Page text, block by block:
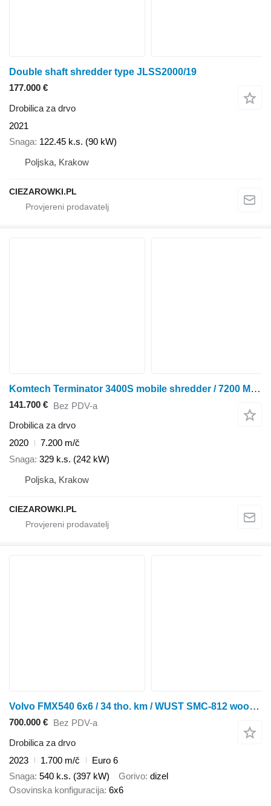
Double shaft shredder type JLSS2000/19
177.000 €
Drobilica za drvo
2021
Snaga 122.45 k.s. (90 kW)
Poljska, Krakow
CIEZAROWKI.PL
Komtech Terminator 3400S mobile shredder / 7200 MTH
141.700 € Bez PDV-a
Drobilica za drvo
2020
7.200 m/č
Snaga 329 k.s. (242 kW)
Poljska, Krakow
CIEZAROWKI.PL
Volvo FMX540 6x6 / 34 tho. km / WUST SMC-812 wood chipper / 1700 MTH /
700.000 € Bez PDV-a
Drobilica za drvo
2023
1.700 m/č
Euro 6
Snaga 540 k.s. (397 kW) Gorivo dizel
Osovinska konfiguracija 6x6